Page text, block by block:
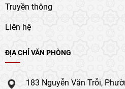
Truyền thông
Liên hệ
ĐỊA CHỈ VĂN PHÒNG
183 Nguyễn Văn Trỗi,